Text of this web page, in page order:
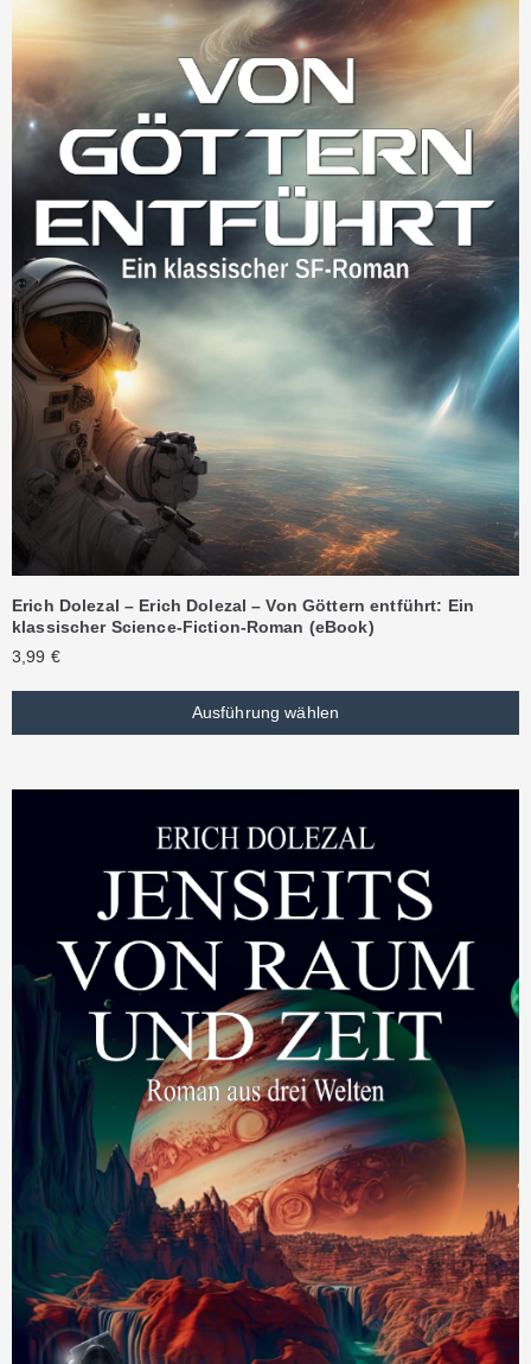
Erich Dolezal – Erich Dolezal – Von Göttern entführt: Ein
klassischer Science-Fiction-Roman (eBook)
3,99 €
Ausführung wählen